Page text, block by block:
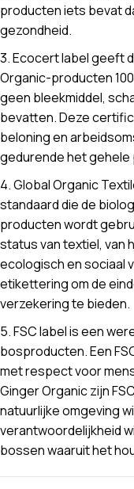
producten iets bevat
gezondheid.
3. Ecocert label geeft
Organic-producten
geen bleekmiddel,
bevatten. Deze
beloning en
gedurende het
4. Global Organic
standaard die de
producten wordt
status van textiel, van
ecologisch en sociaal
etikettering om de
verzekering te bieden.
5. FSC label is een
bosproducten. Een
met respect voor
Ginger Organic zijn
natuurlijke omgeving
verantwoordelijkheid
bossen waaruit het